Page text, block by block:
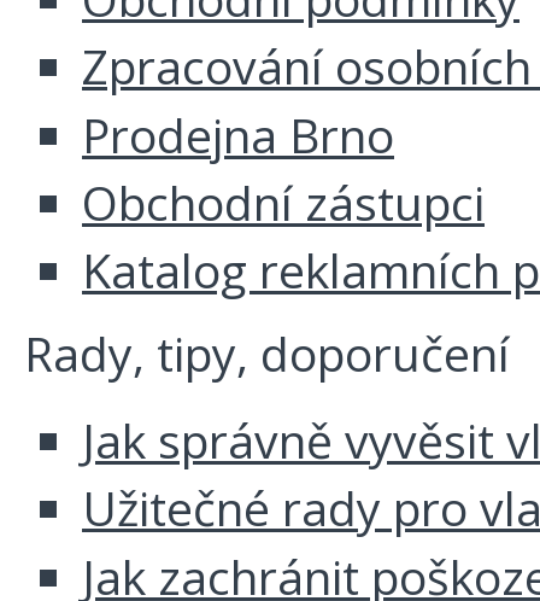
Zpracování
Prodejna Brno
Obchodní zástupci
Katalog reklamních
Rady, tipy, doporučení
Jak správně vyvěsit
Užitečné rady pro
Jak zachránit